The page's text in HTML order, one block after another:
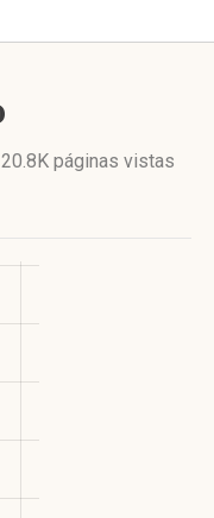
20.8K páginas vistas